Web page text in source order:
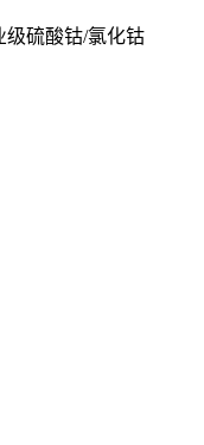
级硫酸钴/氯化钴